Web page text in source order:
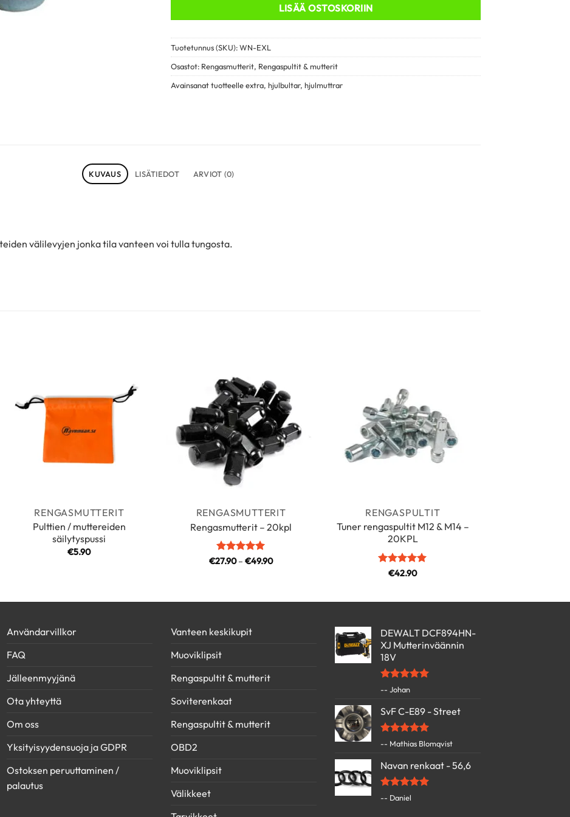
LISÄÄ OSTOSKORIIN
Tuotetunnus (SKU):WN-EXL
Osastot: Rengasmutterit, Rengaspultit & mutterit
Avainsanat tuotteelleextra, hjulbultar, hjulmuttrar
KUVAUS LISÄTIEDOT ARVIOT (0)
välilevyjen jonka tila vanteen voi tulla tungosta.
RENGASMUTTERIT
Pulttien / muttereiden
säilytyspussi
€5.90
RENGASMUTTERIT
Rengasmutterit – 20kpl
Arvostelu
€27.90 – €49.90Hintaluokka:
RENGASPULTIT
Tuner rengaspultit M12 & M14 –
20KPL
Arvostelu
€42.90
Användarvillkor
FAQ
Jälleenmyyjänä
Ota yhteyttä
Om oss
Yksityisyydensuoja ja GDPR
Ostoksen peruuttaminen /
palautus
Vanteen keskikupit
Muoviklipsit
Rengaspultit & mutterit
Soviterenkaat
Rengaspultit & mutterit
OBD2
Muoviklipsit
Välikkeet
DEWALT DCF894HN-
XJ Mutterinväännin
18V
Arvostelu
/ 5
-- Johan
SvF C-E89 - Street
Arvostelu
/ 5
-- Mathias Blomqvist
Navan renkaat - 56,6
Arvostelu
-- Daniel